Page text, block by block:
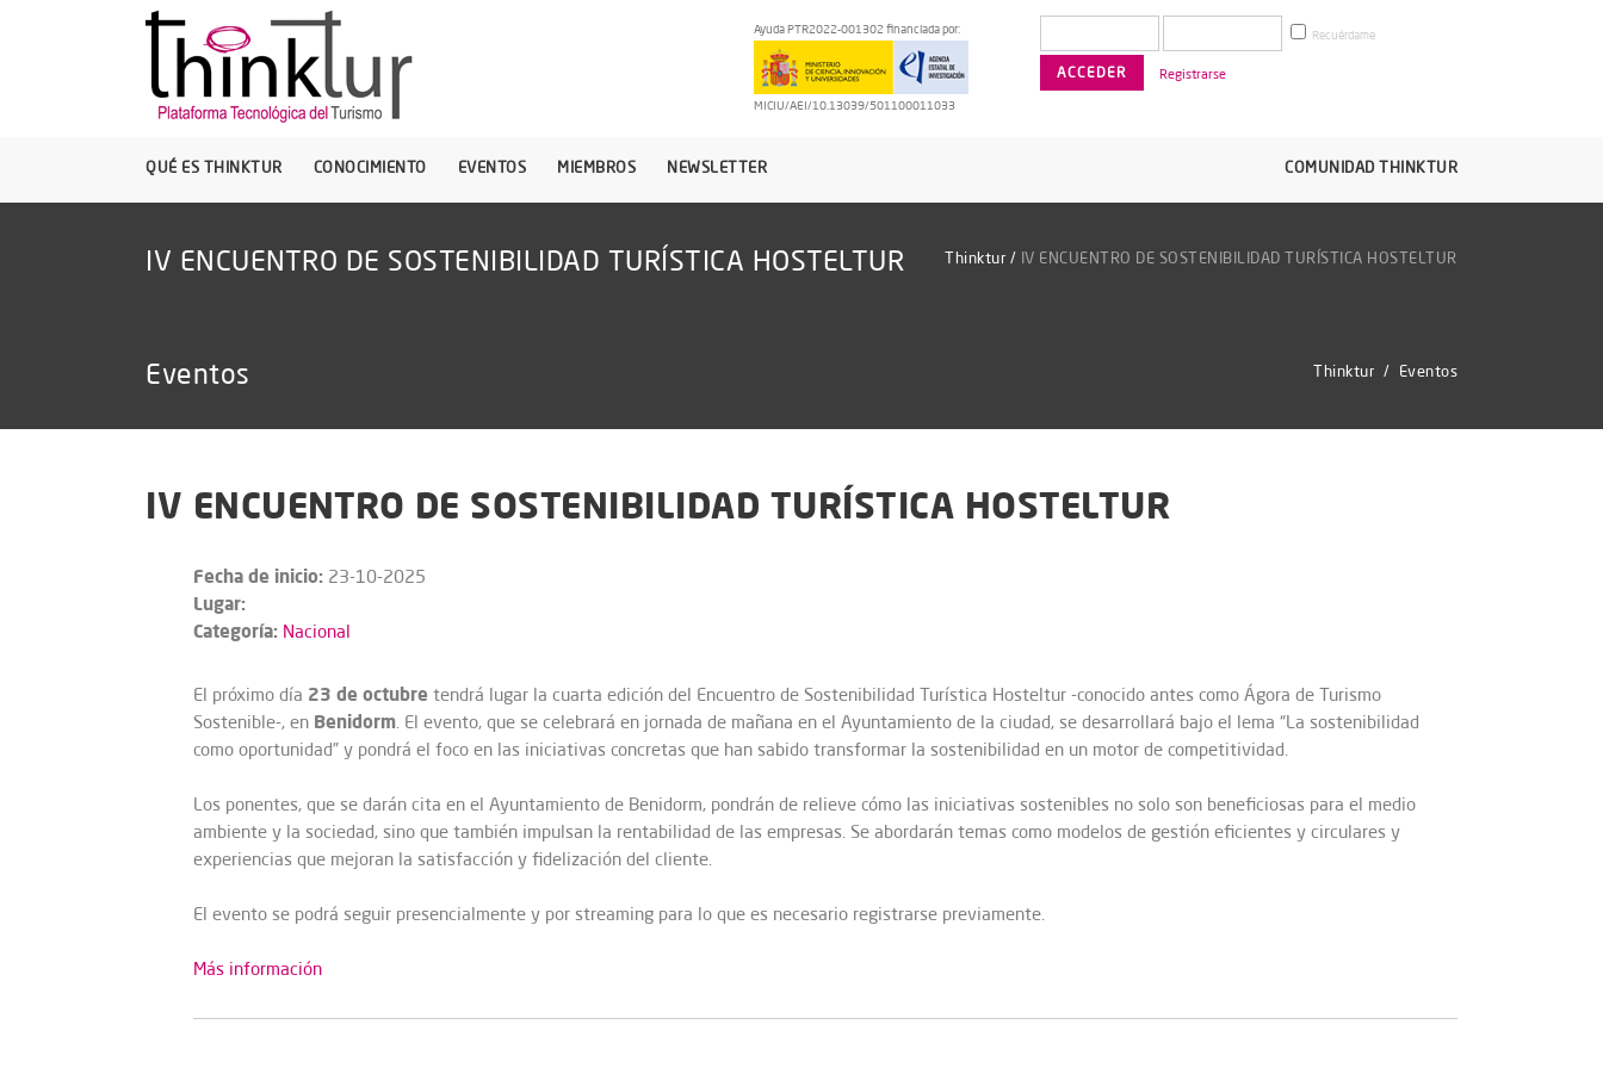
Ayuda PTR2022-001302 financiada por:
MICIU/AEI/10.13039/501100011033
Recuérdame
Registrarse
QUÉ ES THINKTUR CONOCIMIENTO EVENTOS MIEMBROS NEWSLETTER COMUNIDAD THINKTUR
IV ENCUENTRO DE SOSTENIBILIDAD TURÍSTICA HOSTELTUR Thinktur / IV ENCUENTRO DE SOSTENIBILIDAD TURÍSTICA HOSTELTUR
Eventos Thinktur / Eventos
IV ENCUENTRO DE SOSTENIBILIDAD TURÍSTICA HOSTELTUR
Fecha de inicio: 23-10-2025
Lugar:
Categoría: Nacional
El próximo día 23 de octubre tendrá lugar la cuarta edición del Encuentro de Sostenibilidad Turística Hosteltur -conocido antes como Ágora de Turismo
Sostenible-, en Benidorm. El evento, que se celebrará en jornada de mañana en el Ayuntamiento de la ciudad, se desarrollará bajo el lema “La sostenibilidad
como oportunidad” y pondrá el foco en las iniciativas concretas que han sabido transformar la sostenibilidad en un motor de competitividad.
Los ponentes, que se darán cita en el Ayuntamiento de Benidorm, pondrán de relieve cómo las iniciativas sostenibles no solo son beneficiosas para el medio
ambiente y la sociedad, sino que también impulsan la rentabilidad de las empresas. Se abordarán temas como modelos de gestión eficientes y circulares y
experiencias que mejoran la satisfacción y fidelización del cliente.
El evento se podrá seguir presencialmente y por streaming para lo que es necesario registrarse previamente.
Más información